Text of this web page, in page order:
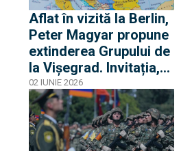
Aflat în vizită la Berlin,
Peter Magyar propune
extinderea Grupului de
la Vişegrad. Invitația,
făcută și României
02 IUNIE 2026